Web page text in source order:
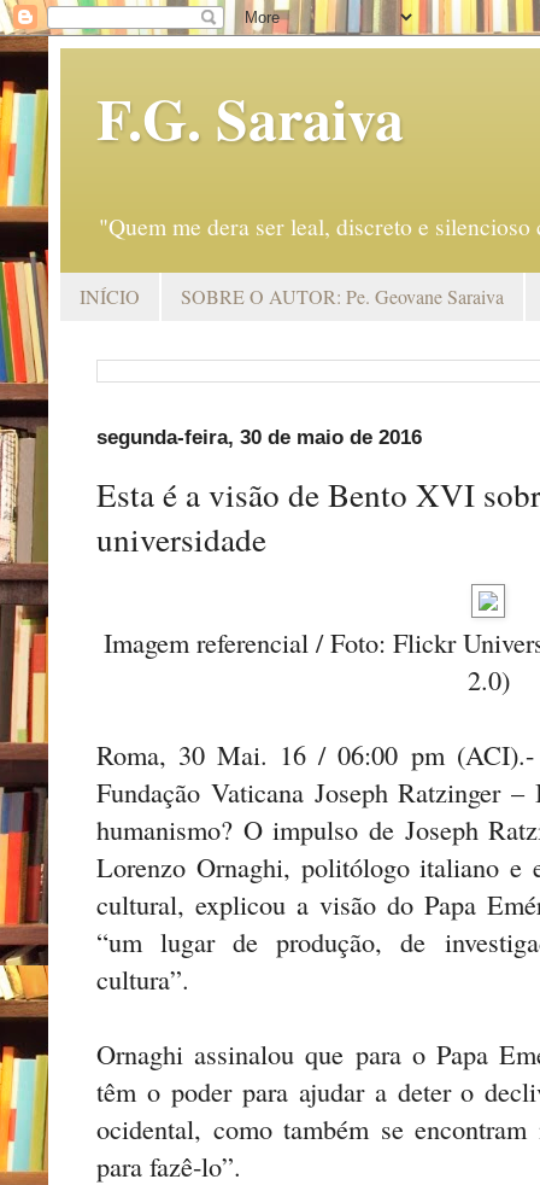
F.G. Saraiva
"Quem me dera ser leal, discreto e
INÍCIO SOBRE O AUTOR: Pe. Geovane Saraiva
segunda-feira, 30 de maio de 2016
Esta é a visão de Bento XVI
universidade
Imagem referencial / Foto: Flickr
2.0)
Roma, 30 Mai. 16 / 06:00 pm (ACI).-
Fundação Vaticana Joseph Ratzinger
humanismo? O impulso de Joseph
Lorenzo Ornaghi, politólogo italiano e
cultural, explicou a visão do Papa
“um lugar de produção, de
cultura”.
Ornaghi assinalou que para o Papa
têm o poder para ajudar a deter o
ocidental, como também se
para fazê-lo”.